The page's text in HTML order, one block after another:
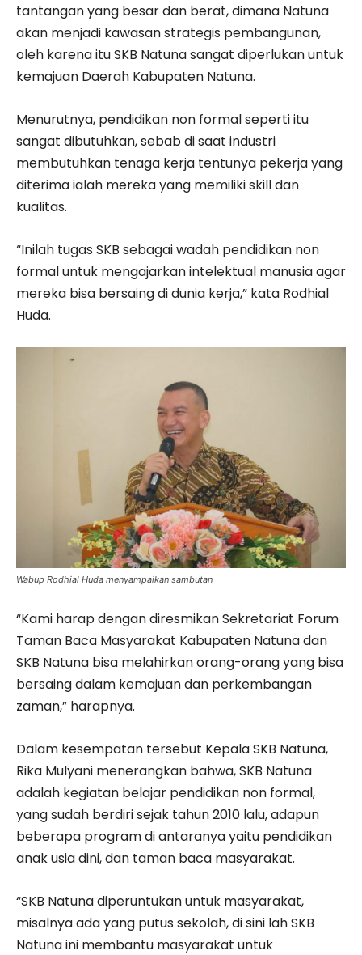
tantangan yang besar dan berat, dimana Natuna
akan menjadi kawasan strategis pembangunan,
oleh karena itu SKB Natuna sangat diperlukan untuk
kemajuan Daerah Kabupaten Natuna.
Menurutnya, pendidikan non formal seperti itu
sangat dibutuhkan, sebab di saat industri
membutuhkan tenaga kerja tentunya pekerja yang
diterima ialah mereka yang memiliki skill dan
kualitas.
“Inilah tugas SKB sebagai wadah pendidikan non
formal untuk mengajarkan intelektual manusia agar
mereka bisa bersaing di dunia kerja,” kata Rodhial
Huda.
Wabup Rodhial Huda menyampaikan sambutan
“Kami harap dengan diresmikan Sekretariat Forum
Taman Baca Masyarakat Kabupaten Natuna dan
SKB Natuna bisa melahirkan orang-orang yang bisa
bersaing dalam kemajuan dan perkembangan
zaman,” harapnya.
Dalam kesempatan tersebut Kepala SKB Natuna,
Rika Mulyani menerangkan bahwa, SKB Natuna
adalah kegiatan belajar pendidikan non formal,
yang sudah berdiri sejak tahun 2010 lalu, adapun
beberapa program di antaranya yaitu pendidikan
anak usia dini, dan taman baca masyarakat.
“SKB Natuna diperuntukan untuk masyarakat,
misalnya ada yang putus sekolah, di sini lah SKB
Natuna ini membantu masyarakat untuk